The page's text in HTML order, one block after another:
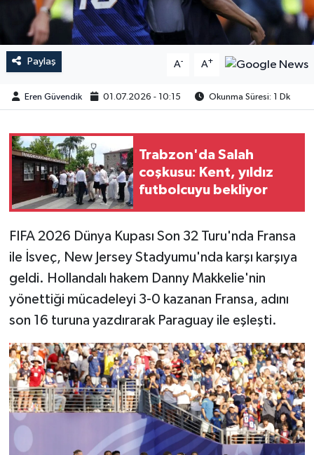
Paylaş A- A+
Eren Güvendik 01.07.2026 - 10:15 Okunma Süresi: 1 Dk
Trabzon'da Salah
coşkusu: Kent, yıldız
futbolcuyu bekliyor
FIFA 2026 Dünya Kupası Son 32 Turu'nda Fransa
ile İsveç, New Jersey Stadyumu'nda karşı karşıya
geldi. Hollandalı hakem Danny Makkelie'nin
yönettiği mücadeleyi 3-0 kazanan Fransa, adını
son 16 turuna yazdırarak Paraguay ile eşleşti.